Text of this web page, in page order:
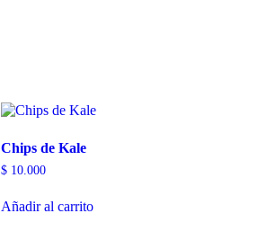
Chips de Kale
$10.000
Añadir al carrito